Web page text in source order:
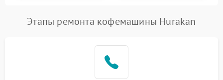
Этапы ремонта кофемашины Hurakan